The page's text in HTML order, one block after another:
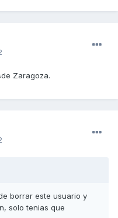
Zaragoza.
borrar este usuario y
solo tenias que